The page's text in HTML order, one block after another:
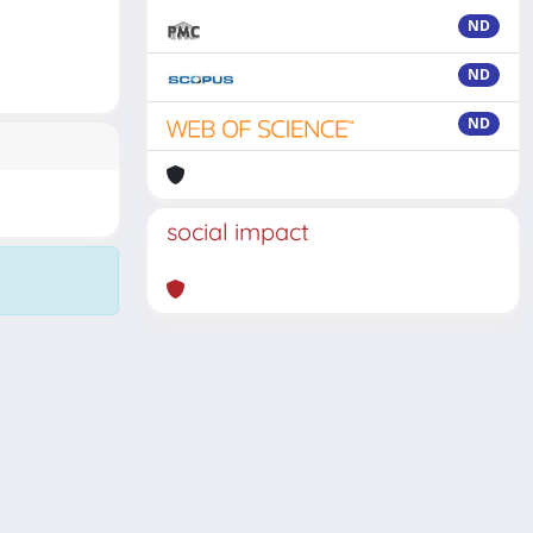
ND
ND
ND
social impact